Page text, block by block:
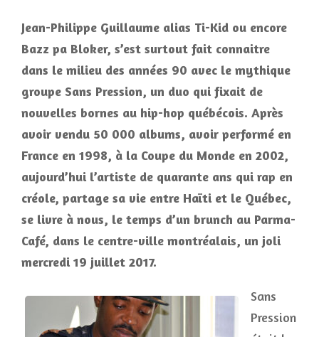
Jean-Philippe Guillaume alias Ti-Kid ou encore
Bazz pa Bloker, s’est surtout fait connaitre
dans le milieu des années 90 avec le mythique
groupe Sans Pression, un duo qui fixait de
nouvelles bornes au hip-hop québécois. Après
avoir vendu 50 000 albums, avoir performé en
France en 1998, à la Coupe du Monde en 2002,
aujourd’hui l’artiste de quarante ans qui rap en
créole, partage sa vie entre Haïti et le Québec,
se livre à nous, le temps d’un brunch au Parma-
Café, dans le centre-ville montréalais, un joli
mercredi 19 juillet 2017.
Sans
Pression